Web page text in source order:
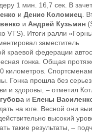
1 мин. 16,7 сек. В
и Денис Коломиец .
и Андрей Кузьмин
VTS). Итоги ралли
заместитель
краевой федерации
гонка. Общая
километров. Спортсменам
Гонка прошла без
и здоровы, – отметил
и Елены
на юге. Весной они
высокий
такие результаты, –